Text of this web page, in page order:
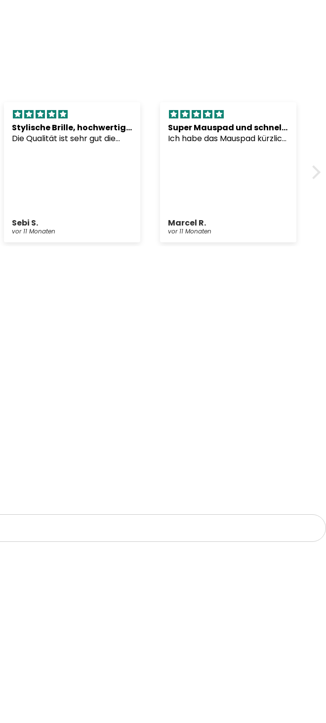
Stylische Brille, hochwertiges Mauspad
Die Qualität ist sehr gut die
Sebi S.
vor 11 Monaten
Super Mauspad und schnelle Lieferung!
Ich habe das Mauspad kürzlich
Marcel R.
vor 11 Monaten